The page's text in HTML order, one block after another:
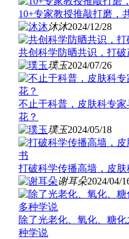
10+专家教授推敲打磨，
沐沐2024/12/28
共创科学防晒共识，打破
璞玉2024/07/26
不止于科普，皮肤科专
花？
璞玉2024/05/18
打破科学传播高墙，皮
谢耳朵2024/04/
除了光老化、氧化、糖
种学说